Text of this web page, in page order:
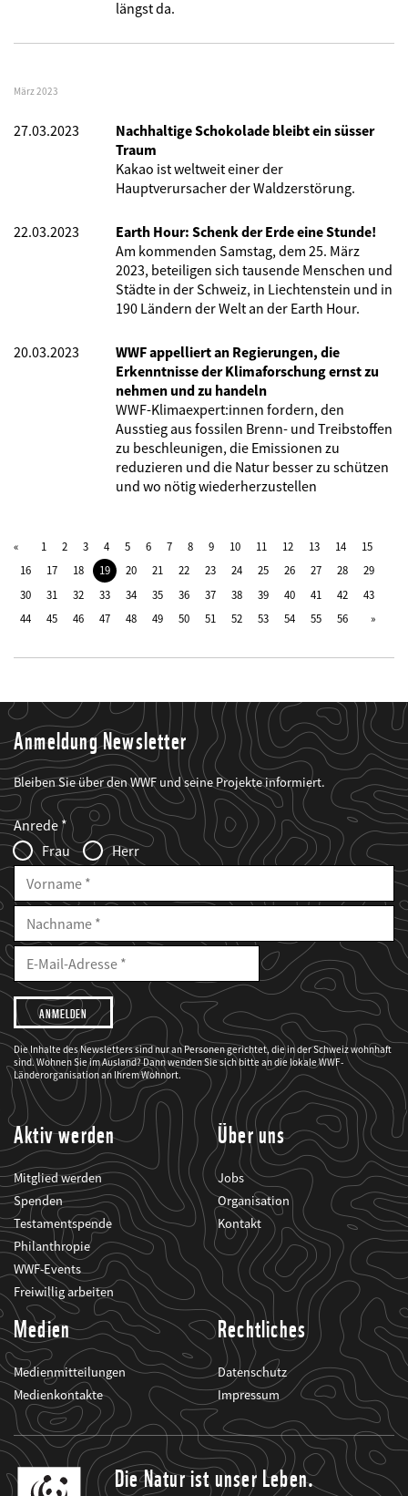
längst da.
März 2023
27.03.2023
Nachhaltige Schokolade bleibt ein süsser
Traum
Kakao ist weltweit einer der
Hauptverursacher der Waldzerstörung.
22.03.2023
Earth Hour: Schenk der Erde eine Stunde!
Am kommenden Samstag, dem 25. März
2023, beteiligen sich tausende Menschen und
Städte in der Schweiz, in Liechtenstein und in
190 Ländern der Welt an der Earth Hour.
20.03.2023
WWF appelliert an Regierungen, die
Erkenntnisse der Klimaforschung ernst zu
nehmen und zu handeln
WWF-Klimaexpert:innen fordern, den
Ausstieg aus fossilen Brenn- und Treibstoffen
zu beschleunigen, die Emissionen zu
reduzieren und die Natur besser zu schützen
und wo nötig wiederherzustellen
1 2 3 4 5 6 7 8 9 10 11 12 13 14
15
16
17 18 19 20 21 22 23 24 25 26 27 28
29
30
31 32 33 34 35 36 37 38 39 40 41 42
43
44
45 46 47 48 49 50 51 52 53 54 55 56
Anmeldung Newsletter
Bleiben Sie über den WWF und seine Projekte informiert.
Web2Case
Infofelder
Fieldset
anrede_name
Anrede
Frau
Herr
Vorname
Nachname
E-
Mailadresse
E-
Adresse
Ich
möchte,
dass
der
WWF
mich
über
seine
Projekte
informiert.
Die Inhalte des Newsletters sind nur an Personen gerichtet, die in der Schweiz wohnhaft
sind. Wohnen Sie im Ausland? Dann wenden Sie sich bitte an die lokale WWF-
Länderorganisation an Ihrem Wohnort.
Aktiv werden
Mitglied werden
Spenden
Testamentspende
Philanthropie
WWF-Events
Freiwillig arbeiten
Über uns
Jobs
Organisation
Kontakt
Medien
Medienmitteilungen
Medienkontakte
Rechtliches
Datenschutz
Impressum
Die Natur ist unser Leben.